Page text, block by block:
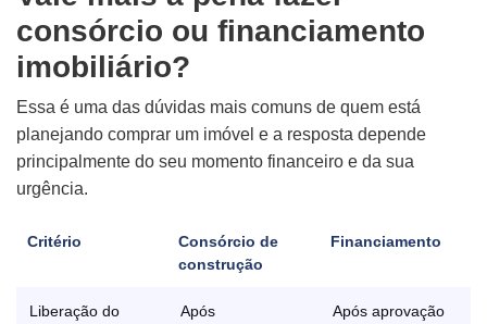
consórcio ou financiamento
imobiliário?
Essa é uma das dúvidas mais comuns de quem está
planejando comprar um imóvel e a resposta depende
principalmente do seu momento financeiro e da sua
urgência.
Critério
Consórcio de
construção
Financiamento
Liberação do
Após
Após aprovação